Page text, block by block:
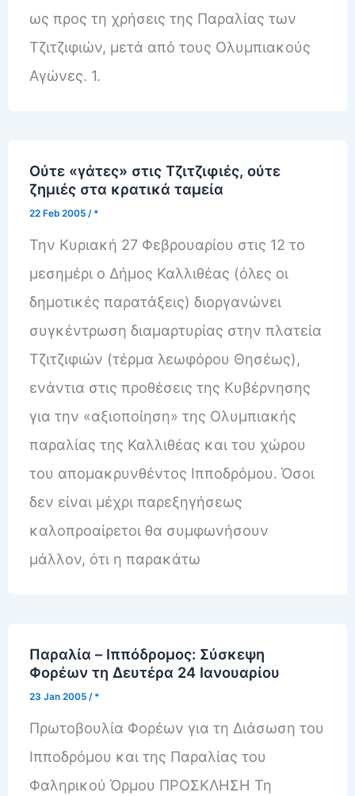
ως προς τη χρήσεις της Παραλίας των
Τζιτζιφιών, μετά από τους Ολυμπιακούς
Αγώνες. 1.
Ούτε «γάτες» στις Τζιτζιφιές, ούτε
ζημιές στα κρατικά ταμεία
22 Feb 2005/ *
Την Κυριακή 27 Φεβρουαρίου στις 12 το
μεσημέρι ο Δήμος Καλλιθέας (όλες οι
δημοτικές παρατάξεις) διοργανώνει
συγκέντρωση διαμαρτυρίας στην πλατεία
Τζιτζιφιών (τέρμα λεωφόρου Θησέως),
ενάντια στις προθέσεις της Κυβέρνησης
για την «αξιοποίηση» της Ολυμπιακής
παραλίας της Καλλιθέας και του χώρου
του απομακρυνθέντος Ιπποδρόμου. Όσοι
δεν είναι μέχρι παρεξηγήσεως
καλοπροαίρετοι θα συμφωνήσουν
μάλλον, ότι η παρακάτω
Παραλία – Ιππόδρομος: Σύσκεψη
Φορέων τη Δευτέρα 24 Ιανουαρίου
23 Jan 2005/ *
Πρωτοβουλία Φορέων για τη Διάσωση του
Ιπποδρόμου και της Παραλίας του
Φαληρικού Όρμου ΠΡΟΣΚΛΗΣΗ Τη